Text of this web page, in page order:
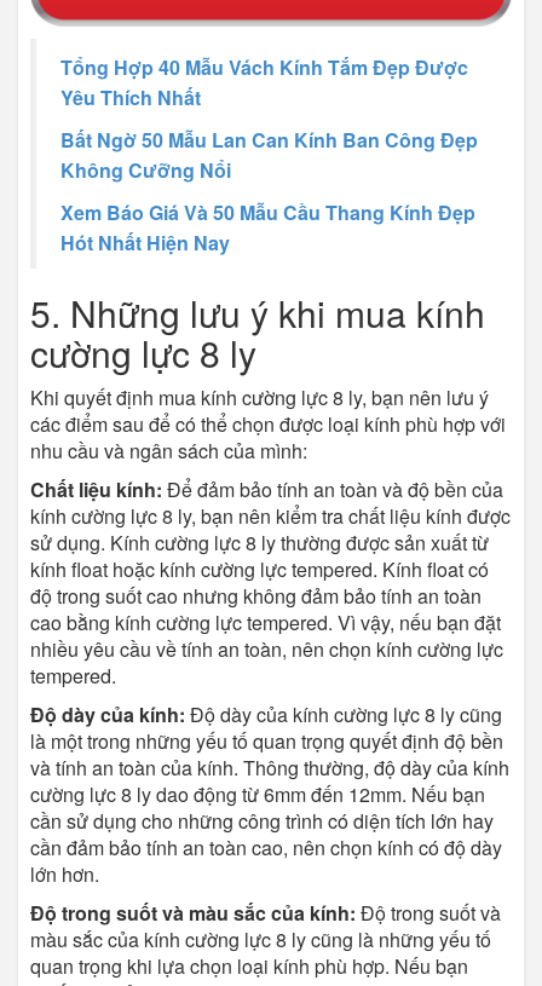
Tổng Hợp 40 Mẫu Vách Kính Tắm Đẹp Được
Yêu Thích Nhất
Bất Ngờ 50 Mẫu Lan Can Kính Ban Công Đẹp
Không Cưỡng Nổi
Xem Báo Giá Và 50 Mẫu Cầu Thang Kính Đẹp
Hót Nhất Hiện Nay
5. Những lưu ý khi mua kính
cường lực 8 ly
Khi quyết định mua kính cường lực 8 ly, bạn nên lưu ý
các điểm sau để có thể chọn được loại kính phù hợp với
nhu cầu và ngân sách của mình:
Chất liệu kính: Để đảm bảo tính an toàn và độ bền của
kính cường lực 8 ly, bạn nên kiểm tra chất liệu kính được
sử dụng. Kính cường lực 8 ly thường được sản xuất từ
kính float hoặc kính cường lực tempered. Kính float có
độ trong suốt cao nhưng không đảm bảo tính an toàn
cao bằng kính cường lực tempered. Vì vậy, nếu bạn đặt
nhiều yêu cầu về tính an toàn, nên chọn kính cường lực
tempered.
Độ dày của kính: Độ dày của kính cường lực 8 ly cũng
là một trong những yếu tố quan trọng quyết định độ bền
và tính an toàn của kính. Thông thường, độ dày của kính
cường lực 8 ly dao động từ 6mm đến 12mm. Nếu bạn
cần sử dụng cho những công trình có diện tích lớn hay
cần đảm bảo tính an toàn cao, nên chọn kính có độ dày
lớn hơn.
Độ trong suốt và màu sắc của kính: Độ trong suốt và
màu sắc của kính cường lực 8 ly cũng là những yếu tố
quan trọng khi lựa chọn loại kính phù hợp. Nếu bạn